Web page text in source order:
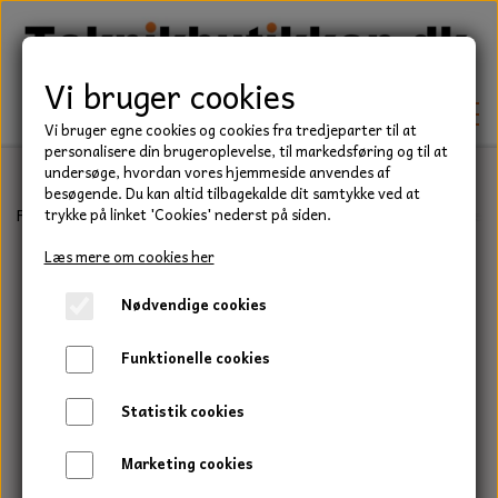
TEKNIK
KILEREMME
LEJER
PAKDÅSER
LÅSERINGE
BEFÆSTELSE
HAVE/PARK
UNIVERSALE REMME TIL PLÆNEKLIPPER OG
HAVETRAKTOR
TRAKTOR/ENTREPRENØR
Forside Teknik Lejer Flangelejer UCF flangelejer
Vi bruger cookies
Vi bruger egne cookies og cookies fra tredjeparter til at
personalisere din brugeroplevelse, til markedsføring og til at
undersøge, hvordan vores hjemmeside anvendes af
besøgende. Du kan altid tilbagekalde dit samtykke ved at
trykke på linket 'Cookies' nederst på siden.
Læs mere om cookies her
Nødvendige cookies
Funktionelle cookies
Statistik cookies
Marketing cookies